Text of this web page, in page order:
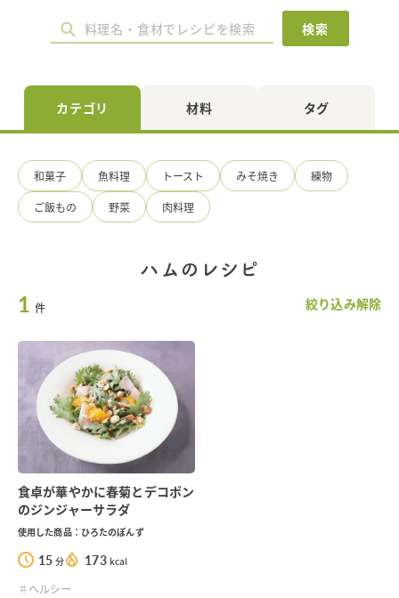
国
産
料
の
手
り
ひ
ろ
た
検索
カテゴリ 材料 タグ
和菓子 魚料理 トースト みそ焼き 練物
ご飯もの 野菜 肉料理
ハムのレシピ
1 件 絞り込み解除
食卓が華やかに春菊とデコポン
のジンジャーサラダ
使用した商品：ひろたのぽんず
15 分 173 kcal
♯ヘルシー